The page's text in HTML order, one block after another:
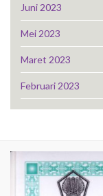
Juni 2023
Mei 2023
Maret 2023
Februari 2023